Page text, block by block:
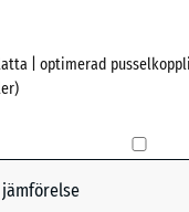
| optimerad